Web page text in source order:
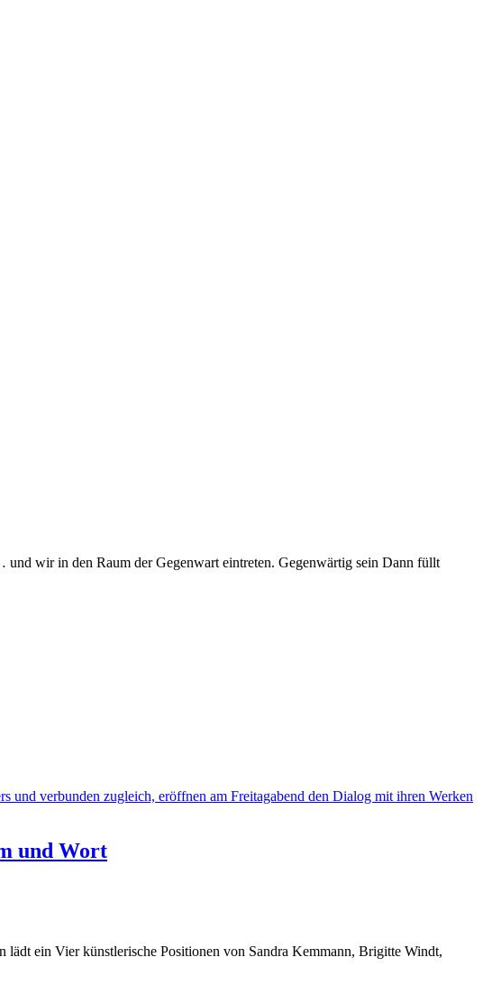
wir in den Raum der Gegenwart eintreten. Gegenwärtig sein Dann füllt
und Wort
ein Vier künstlerische Positionen von Sandra Kemmann, Brigitte Windt,